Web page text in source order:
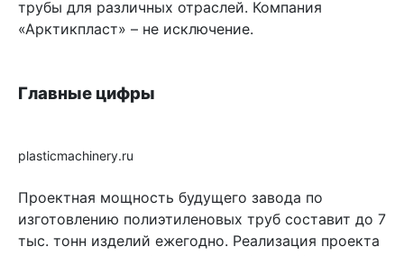
трубы для различных отраслей. Компания
«Арктикпласт» – не исключение.
Главные цифры
plasticmachinery.ru
Проектная мощность будущего завода по
изготовлению полиэтиленовых труб составит до 7
тыс. тонн изделий ежегодно. Реализация проекта